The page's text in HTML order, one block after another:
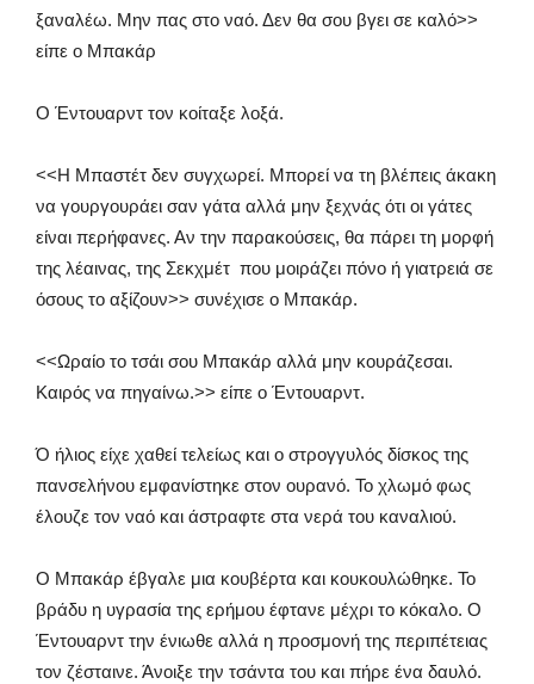
ξαναλέω. Μην πας στο ναό. Δεν θα σου βγει σε καλό>>
είπε ο Μπακάρ
Ο Έντουαρντ τον κοίταξε λοξά.
<<Η Μπαστέτ δεν συγχωρεί. Μπορεί να τη βλέπεις άκακη
να γουργουράει σαν γάτα αλλά μην ξεχνάς ότι οι γάτες
είναι περήφανες. Αν την παρακούσεις, θα πάρει τη μορφή
της λέαινας, της Σεκχμέτ που μοιράζει πόνο ή γιατρειά σε
όσους το αξίζουν>> συνέχισε ο Μπακάρ.
<<Ωραίο το τσάι σου Μπακάρ αλλά μην κουράζεσαι.
Καιρός να πηγαίνω.>> είπε ο Έντουαρντ.
Ό ήλιος είχε χαθεί τελείως και ο στρογγυλός δίσκος της
πανσελήνου εμφανίστηκε στον ουρανό. Το χλωμό φως
έλουζε τον ναό και άστραφτε στα νερά του καναλιού.
Ο Μπακάρ έβγαλε μια κουβέρτα και κουκουλώθηκε. Το
βράδυ η υγρασία της ερήμου έφτανε μέχρι το κόκαλο. Ο
Έντουαρντ την ένιωθε αλλά η προσμονή της περιπέτειας
τον ζέσταινε. Άνοιξε την τσάντα του και πήρε ένα δαυλό.